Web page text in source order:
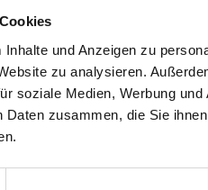
und Anzeigen zu
zu analysieren.
soziale Medien, Werbung
Daten zusammen, die Sie